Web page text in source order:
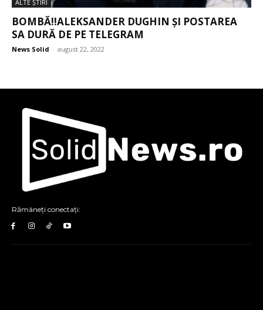
ALTE ŞTIRI
BOMBĂ!!ALEKSANDER DUGHIN ȘI POSTAREA
SA DURĂ DE PE TELEGRAM
News Solid - august 22, 2022
Rămâneți conectați: